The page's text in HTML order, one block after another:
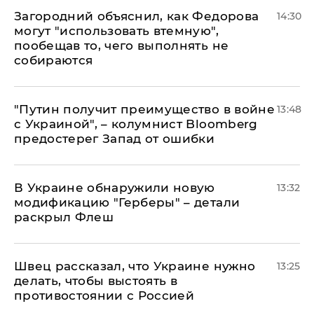
Загородний объяснил, как Федорова
могут "использовать втемную",
пообещав то, чего выполнять не
собираются
14:30
"Путин получит преимущество в войне
с Украиной", – колумнист Bloomberg
предостерег Запад от ошибки
13:48
В Украине обнаружили новую
модификацию "Герберы" – детали
раскрыл Флеш
13:32
Швец рассказал, что Украине нужно
делать, чтобы выстоять в
противостоянии с Россией
13:25